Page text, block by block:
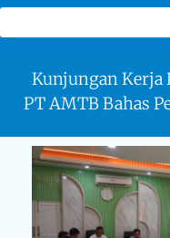
PT Air Minum
Kunjungan Kerja
PT AMTB Bahas